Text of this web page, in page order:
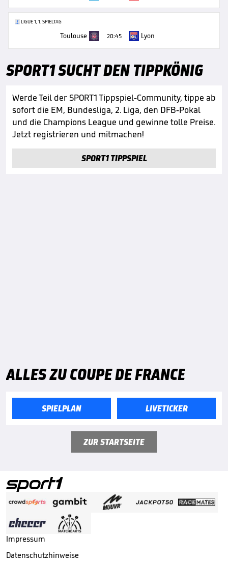
LIGUE 1, 1. SPIELTAG
Toulouse 20:45 Lyon
SPORT1 SUCHT DEN TIPPKÖNIG
Werde Teil der SPORT1 Tippspiel-Community, tippe ab
sofort die EM, Bundesliga, 2. Liga, den DFB-Pokal
und die Champions League und gewinne tolle Preise.
Jetzt registrieren und mitmachen!
SPORT1 TIPPSPIEL
ALLES ZU COUPE DE FRANCE
SPIELPLAN LIVETICKER
ZUR STARTSEITE
Impressum
Datenschutzhinweise